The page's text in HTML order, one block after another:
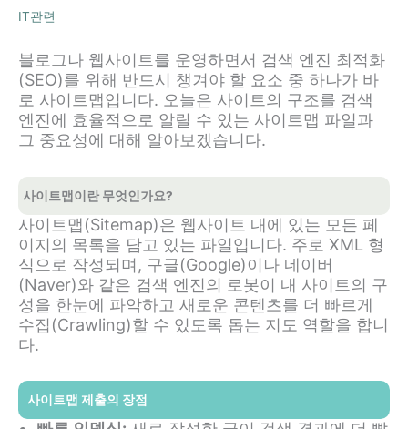
IT관련
블로그나 웹사이트를 운영하면서 검색 엔진 최적화
(SEO)를 위해 반드시 챙겨야 할 요소 중 하나가 바
로 사이트맵입니다. 오늘은 사이트의 구조를 검색
엔진에 효율적으로 알릴 수 있는 사이트맵 파일과
그 중요성에 대해 알아보겠습니다.
사이트맵이란 무엇인가요?
사이트맵(Sitemap)은 웹사이트 내에 있는 모든 페
이지의 목록을 담고 있는 파일입니다. 주로 XML 형
식으로 작성되며, 구글(Google)이나 네이버
(Naver)와 같은 검색 엔진의 로봇이 내 사이트의 구
성을 한눈에 파악하고 새로운 콘텐츠를 더 빠르게
수집(Crawling)할 수 있도록 돕는 지도 역할을 합니
다.
사이트맵 제출의 장점